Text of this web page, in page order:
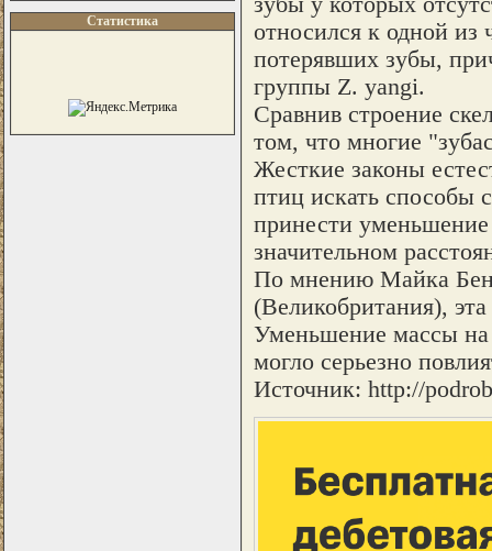
Статистика
относился к одной из
потерявших зубы,
группы Z. yangi.
Сравнив строение
том, что многие
Жесткие законы
птиц искать способы
принести уменьшение
значительном
По мнению Майка
(Великобритания),
Уменьшение массы на
могло серьезно
Источник: http://